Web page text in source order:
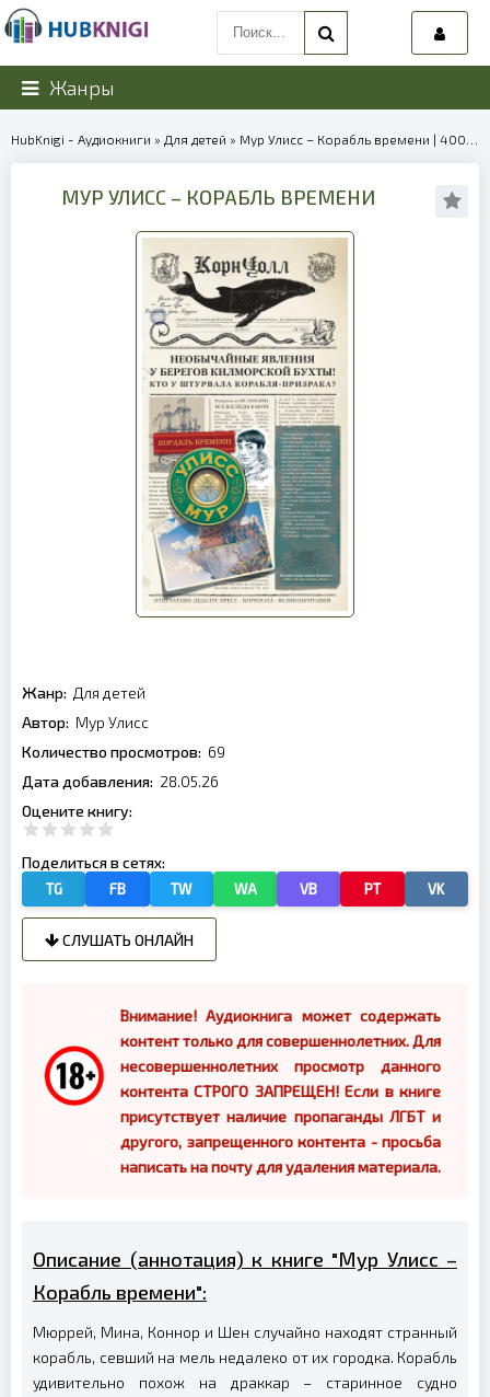
Жанры
HubKnigi - Аудиокниги » Для детей » Мур Улисс – Корабль времени | 40069
МУР УЛИСС – КОРАБЛЬ ВРЕМЕНИ
Жанр: Для детей
Автор: Мур Улисс
Количество просмотров: 69
Дата добавления: 28.05.26
Оцените книгу:
Поделиться в сетях:
TG FB TW WA VB PT VK
СЛУШАТЬ ОНЛАЙН
Внимание! Аудиокнига может содержать
контент только для совершеннолетних. Для
несовершеннолетних просмотр данного
контента СТРОГО ЗАПРЕЩЕН! Если в книге
присутствует наличие пропаганды ЛГБТ и
другого, запрещенного контента - просьба
написать на почту для удаления материала.
Описание (аннотация) к книге "Мур Улисс –
Корабль времени":
Мюррей, Мина, Коннор и Шен случайно находят странный
корабль, севший на мель недалеко от их городка. Корабль
удивительно похож на драккар – старинное судно